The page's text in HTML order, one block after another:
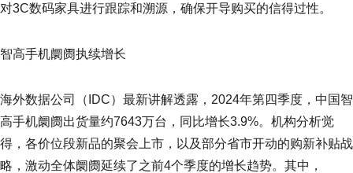
对3C数码家具进行跟踪和溯源，确保开导购买的信得过性。
智高手机阛阓执续增长
海外数据公司（IDC）最新讲解透露，2024年第四季度，中国智
高手机阛阓出货量约7643万台，同比增长3.9%。机构分析觉
得，各价位段新品的聚会上市，以及部分省市开动的购新补贴战
略，激动全体阛阓延续了之前4个季度的增长趋势。其中，